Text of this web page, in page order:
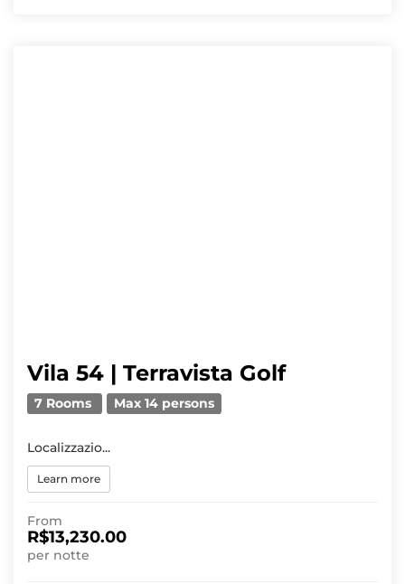
Vila 54 | Terravista Golf
7 Rooms Max 14 persons
Localizzazio...
Learn more
From
R$13,230.00
per notte